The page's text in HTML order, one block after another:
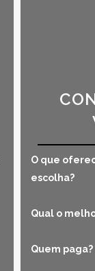
O que
escolha?
Qual o
Quem